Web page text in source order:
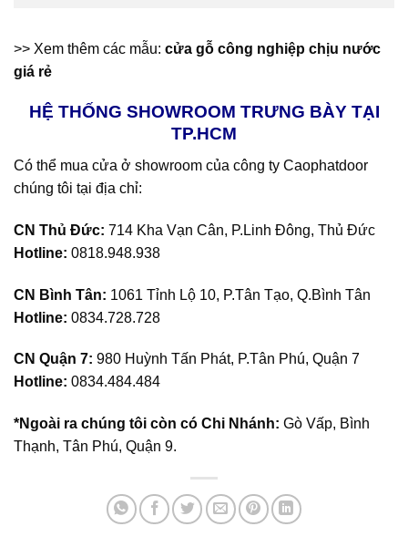
>> Xem thêm các mẫu: cửa gỗ công nghiệp chịu nước
giá rẻ
HỆ THỐNG SHOWROOM TRƯNG BÀY TẠI
TP.HCM
Có thể mua cửa ở showroom của công ty Caophatdoor
chúng tôi tại địa chỉ:
CN Thủ Đức: 714 Kha Vạn Cân, P.Linh Đông, Thủ Đức
Hotline: 0818.948.938
CN Bình Tân: 1061 Tỉnh Lộ 10, P.Tân Tạo, Q.Bình Tân
Hotline: 0834.728.728
CN Quận 7: 980 Huỳnh Tấn Phát, P.Tân Phú, Quận 7
Hotline: 0834.484.484
*Ngoài ra chúng tôi còn có Chi Nhánh: Gò Vấp, Bình
Thạnh, Tân Phú, Quận 9.